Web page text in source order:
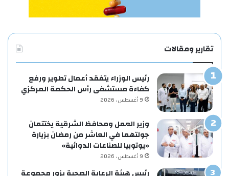
تقارير ومقالات
رئيس الوزراء يتفقد أعمال تطوير ورفع
كفاءة مستشفى رأس الحكمة المركزي
9 أغسطس، 2026
وزير العمل ومحافظ الشرقية يختتمان
جولتهما في العاشر من رمضان بزيارة
«يوتوبيا للصناعات الدوائية»
9 أغسطس، 2026